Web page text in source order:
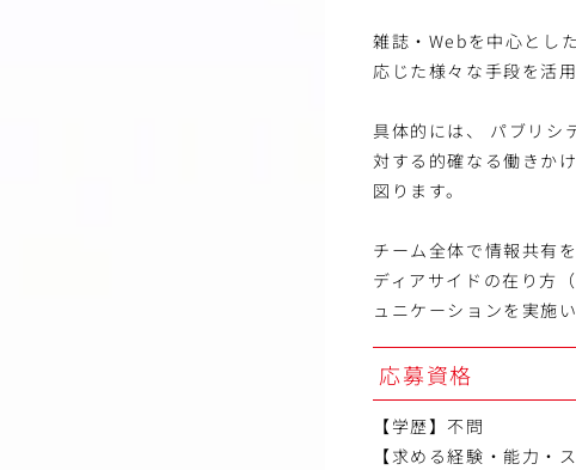
雑誌・Webを中心とし
応じた様々な手段を活
具体的には、 パブリシ
対する的確なる働きか
図ります。
チーム全体で情報共有
ディアサイドの在り方
ュニケーションを実施
応募資格
【学歴】不問
【求める経験・能力・ス